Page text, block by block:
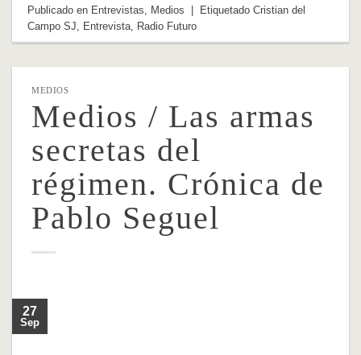
Publicado en Entrevistas, Medios EtiquetadoCristian del
Campo SJ, Entrevista, Radio Futuro
MEDIOS
Medios / Las armas
secretas del
régimen. Crónica de
Pablo Seguel
27
Sep